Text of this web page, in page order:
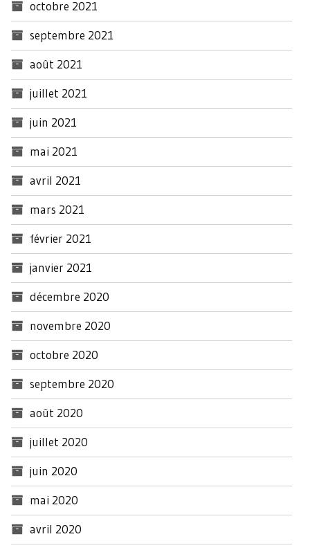
octobre 2021
septembre 2021
août 2021
juillet 2021
juin 2021
mai 2021
avril 2021
mars 2021
février 2021
janvier 2021
décembre 2020
novembre 2020
octobre 2020
septembre 2020
août 2020
juillet 2020
juin 2020
mai 2020
avril 2020